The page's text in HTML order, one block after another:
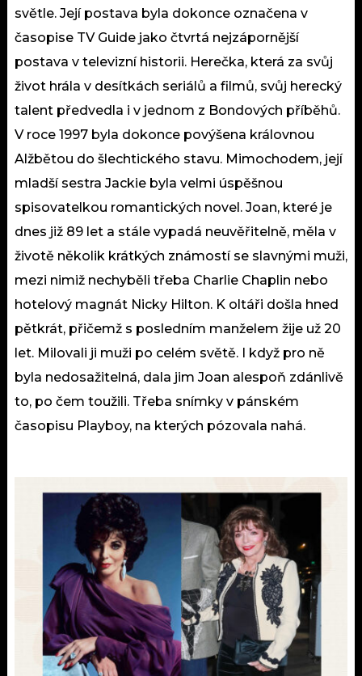
světle. Její postava byla dokonce označena v
časopise TV Guide jako čtvrtá nejzápornější
postava v televizní historii. Herečka, která za svůj
život hrála v desítkách seriálů a filmů, svůj herecký
talent předvedla i v jednom z Bondových příběhů.
V roce 1997 byla dokonce povýšena královnou
Alžbětou do šlechtického stavu. Mimochodem, její
mladší sestra Jackie byla velmi úspěšnou
spisovatelkou romantických novel. Joan, které je
dnes již 89 let a stále vypadá neuvěřitelně, měla v
životě několik krátkých známostí se slavnými muži,
mezi nimiž nechyběli třeba Charlie Chaplin nebo
hotelový magnát Nicky Hilton. K oltáři došla hned
pětkrát, přičemž s posledním manželem žije už 20
let. Milovali ji muži po celém světě. I když pro ně
byla nedosažitelná, dala jim Joan alespoň zdánlivě
to, po čem toužili. Třeba snímky v pánském
časopisu Playboy, na kterých pózovala nahá.